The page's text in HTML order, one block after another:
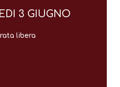
3 GIUGNO
libera